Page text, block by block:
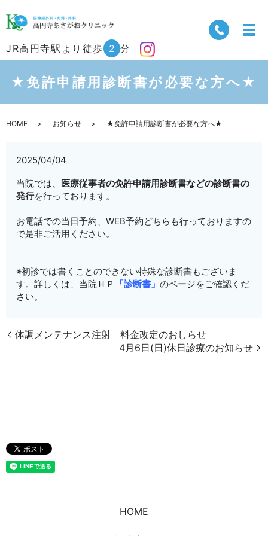
JR高円寺駅より徒歩 2 分
★免許申請用診断書が必要な方へ★
HOME お知らせ ★免許申請用診断書が必要な方へ★
2025/04/04
当院では、 医療従事者の免許申請用診断書などの診断書の
発行を行っております。
お電話での当日予約、WEB予約どちらも行っておりますの
で是非ご活用ください。
※初診では書くことのできない特殊な診断書もございま
す。詳しくは、当院ＨＰ
「診断書」のページをご確認くだ
さい。
体調メンテナンス注射 料金改定のおしらせ
4月6日(日)休日診療のお知らせ
HOME